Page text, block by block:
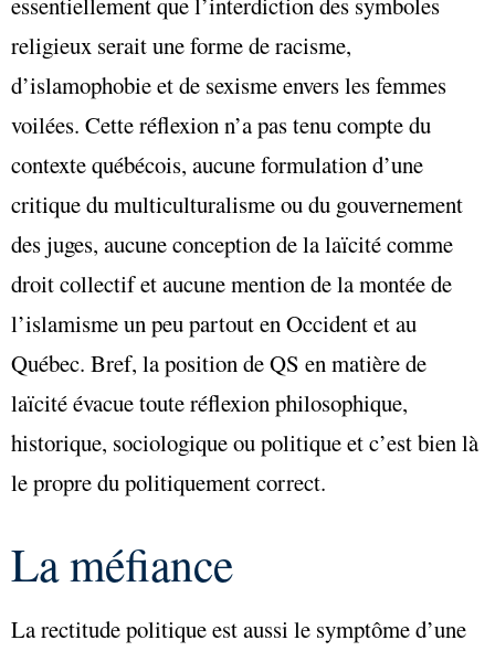
religieux serait une forme de racisme,
d’islamophobie et de sexisme envers les femmes
voilées. Cette réflexion n’a pas tenu compte du
contexte québécois, aucune formulation d’une
critique du multiculturalisme ou du gouvernement
des juges, aucune conception de la laïcité comme
droit collectif et aucune mention de la montée de
l’islamisme un peu partout en Occident et au
Québec. Bref, la position de QS en matière de
laïcité évacue toute réflexion philosophique,
historique, sociologique ou politique et c’est bien là
le propre du politiquement correct.
La méfiance
La rectitude politique est aussi le symptôme d’une